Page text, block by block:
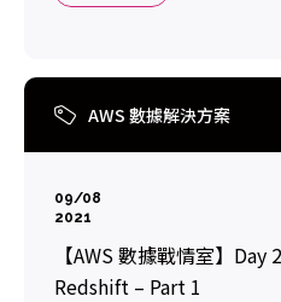
AWS 數據解決方案
09/08
2021
【AWS 數據戰情室】
Redshift – Part 1